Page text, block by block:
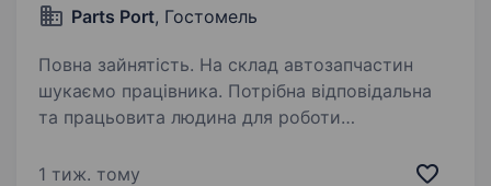
Parts Port, Гостомель
Повна зайнятість. На склад автозапчастин
шукаємо працівника. Потрібна відповідальна
та працьовита людина для роботи
території складу; миття автозапчастин;
1 тиж. тому